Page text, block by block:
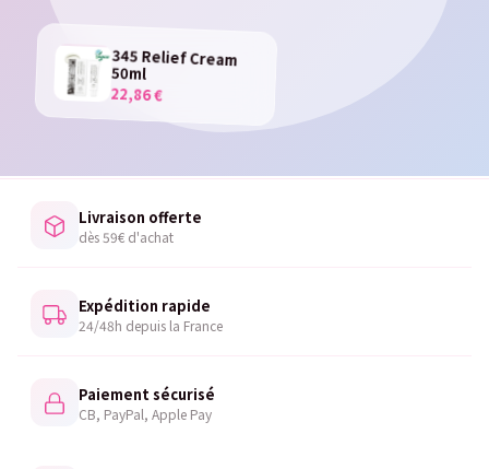
345 Relief Cream
50ml
22,86 €
Livraison offerte
dès 59€ d'achat
Expédition rapide
24/48h depuis la France
Paiement sécurisé
CB, PayPal, Apple Pay